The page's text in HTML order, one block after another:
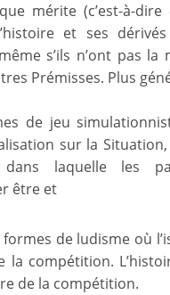
mérite (c’est-à-
et ses
s’ils n’ont pas
Prémisses. Plus
de jeu
sur la
laquelle les
être et
de ludisme où
la compétition.
de la compétition.